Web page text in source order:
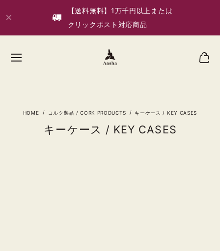
【送料無料】1万千円以上または
クリックポスト対応商品
コルク製品 / CORK PRODUCTS キーケース / KEY CASES
キーケース / KEY CASES